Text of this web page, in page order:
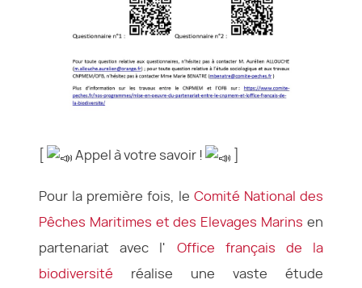
Appel à votre savoir !
Pour la première fois, le Comité National des
Pêches Maritimes et des Elevages Marins en
partenariat avec l' Office français de la
biodiversité réalise une vaste étude